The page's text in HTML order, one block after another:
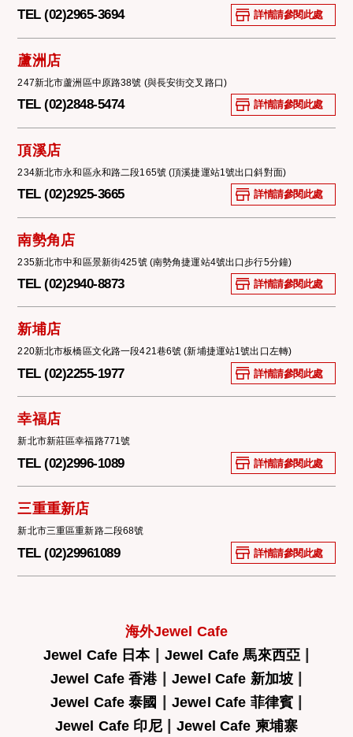
TEL (02)2965-3694 詳情請參閱此處
蘆洲店
247新北市蘆洲區中原路38號 (與長安街交叉路口)
TEL (02)2848-5474 詳情請參閱此處
頂溪店
234新北市永和區永和路二段165號 (頂溪捷運站1號出口斜對面)
TEL (02)2925-3665 詳情請參閱此處
南勢角店
235新北市中和區景新街425號 (南勢角捷運站4號出口步行5分鐘)
TEL (02)2940-8873 詳情請參閱此處
新埔店
220新北市板橋區文化路一段421巷6號 (新埔捷運站1號出口左轉)
TEL (02)2255-1977 詳情請參閱此處
幸福店
新北市新莊區幸福路771號
TEL (02)2996-1089 詳情請參閱此處
三重重新店
新北市三重區重新路二段68號
TEL (02)29961089 詳情請參閱此處
海外Jewel Cafe
Jewel Cafe 日本| Jewel Cafe 馬來西亞
Jewel Cafe 香港| Jewel Cafe 新加坡|
Jewel Cafe 泰國 Jewel Cafe 菲律賓|
Jewel Cafe 印尼|Jewel Cafe 柬埔寨